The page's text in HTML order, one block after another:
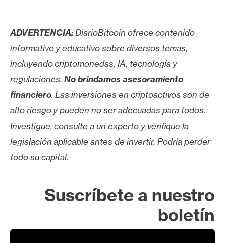
ADVERTENCIA:DiarioBitcoin ofrece contenido
informativo y educativo sobre diversos temas,
incluyendo criptomonedas, IA, tecnología y
regulaciones. No brindamos asesoramiento
financiero. Las inversiones en criptoactivos son de
alto riesgo y pueden no ser adecuadas para todos.
Investigue, consulte a un experto y verifique la
legislación aplicable antes de invertir. Podría perder
todo su capital.
Suscríbete a nuestro
boletín